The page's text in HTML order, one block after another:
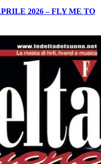
2026 – FLY ME TO